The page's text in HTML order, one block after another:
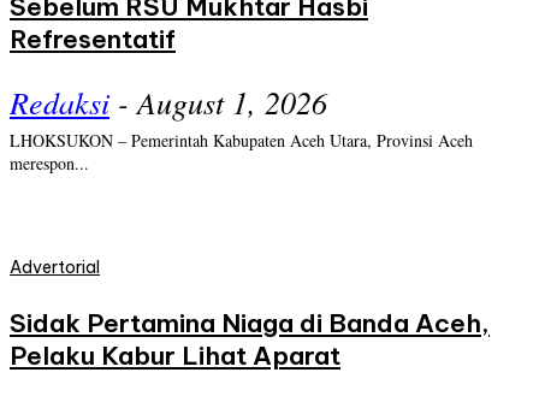
Sebelum RSU Mukhtar Hasbi
Refresentatif
Redaksi - August 1, 2026
LHOKSUKON – Pemerintah Kabupaten Aceh Utara, Provinsi Aceh
merespon...
Advertorial
Sidak Pertamina Niaga di Banda Aceh,
Pelaku Kabur Lihat Aparat